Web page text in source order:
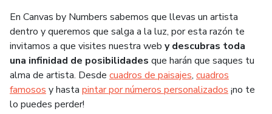
En Canvas by Numbers sabemos que llevas un artista
dentro y queremos que salga a la luz, por esta razón te
invitamos a que visites nuestra web y descubras toda
una infinidad de posibilidades que harán que saques tu
alma de artista. Desde cuadros de paisajes, cuadros
famosos y hasta pintar por números personalizados ¡no te
lo puedes perder!